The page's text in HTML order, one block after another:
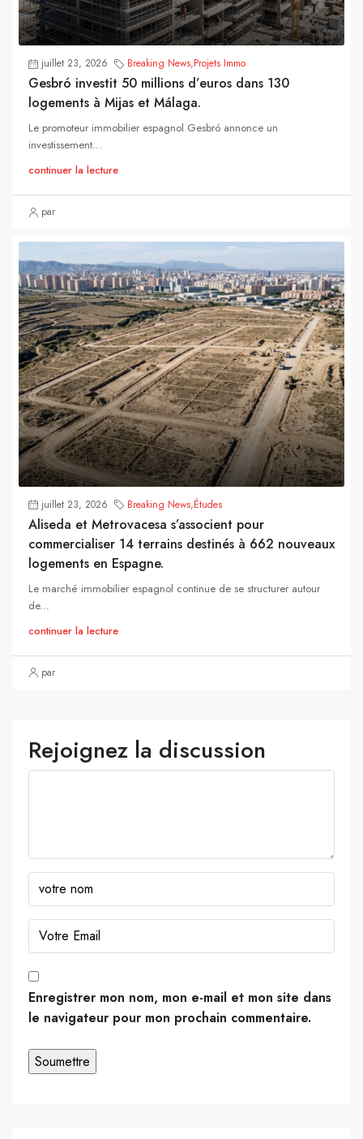
juillet 23, 2026 Breaking News,Projets Immo
Gesbró investit 50 millions d’euros dans 130
logements à Mijas et Málaga.
Le promoteur immobilier espagnol Gesbró annonce un
investissement...
continuer la lecture
par
juillet 23, 2026 Breaking News,Études
Aliseda et Metrovacesa s’associent pour
commercialiser 14 terrains destinés à 662 nouveaux
logements en Espagne.
Le marché immobilier espagnol continue de se structurer autour
de...
continuer la lecture
par
Rejoignez la discussion
Enregistrer mon nom, mon e-mail et mon site dans
le navigateur pour mon prochain commentaire.